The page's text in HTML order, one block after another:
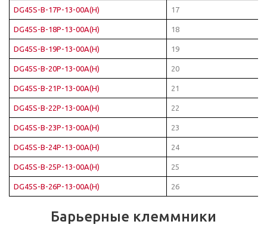
DG45S-B-17P-13-00A(H) 17
DG45S-B-18P-13-00A(H) 18
DG45S-B-19P-13-00A(H) 19
DG45S-B-20P-13-00A(H) 20
DG45S-B-21P-13-00A(H) 21
DG45S-B-22P-13-00A(H) 22
DG45S-B-23P-13-00A(H) 23
DG45S-B-24P-13-00A(H) 24
DG45S-B-25P-13-00A(H) 25
DG45S-B-26P-13-00A(H) 26
Барьерные клеммники